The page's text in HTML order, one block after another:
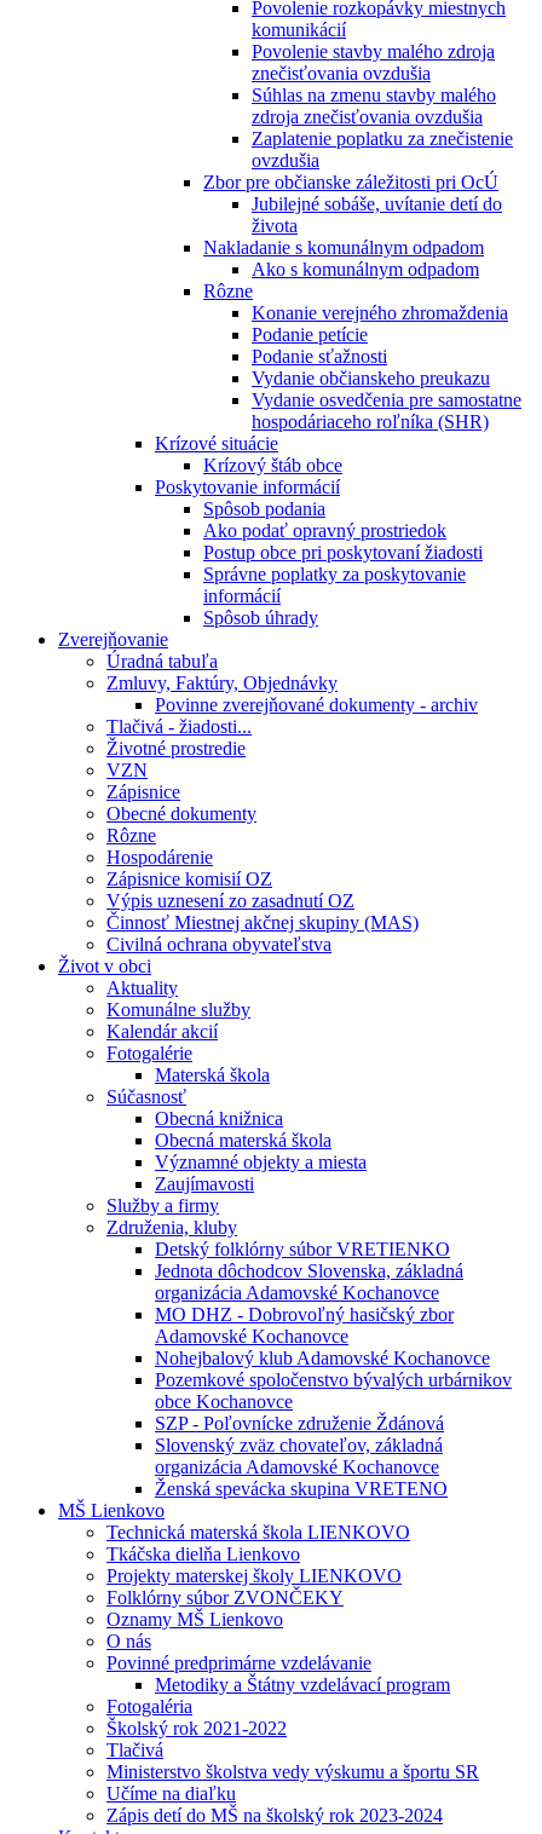
Povolenie rozkopávky miestnych
komunikácií
Povolenie stavby malého zdroja
znečisťovania ovzdušia
Súhlas na zmenu stavby malého
zdroja znečisťovania ovzdušia
Zaplatenie poplatku za znečistenie
ovzdušia
Zbor pre občianske záležitosti pri OcÚ
Jubilejné sobáše, uvítanie detí do
života
Nakladanie s komunálnym odpadom
Ako s komunálnym odpadom
Rôzne
Konanie verejného zhromaždenia
Podanie petície
Podanie sťažnosti
Vydanie občianskeho preukazu
Vydanie osvedčenia pre samostatne
hospodáriaceho roľníka (SHR)
Krízové situácie
Krízový štáb obce
Poskytovanie informácií
Spôsob podania
Ako podať opravný prostriedok
Postup obce pri poskytovaní žiadosti
Správne poplatky za poskytovanie
informácií
Spôsob úhrady
Zverejňovanie
Úradná tabuľa
Zmluvy, Faktúry, Objednávky
Povinne zverejňované dokumenty - archiv
Tlačivá - žiadosti...
Životné prostredie
VZN
Zápisnice
Obecné dokumenty
Rôzne
Hospodárenie
Zápisnice komisií OZ
Výpis uznesení zo zasadnutí OZ
Činnosť Miestnej akčnej skupiny (MAS)
Civilná ochrana obyvateľstva
Život v obci
Aktuality
Komunálne služby
Kalendár akcií
Fotogalérie
Materská škola
Súčasnosť
Obecná knižnica
Obecná materská škola
Významné objekty a miesta
Zaujímavosti
Služby a firmy
Združenia, kluby
Detský folklórny súbor VRETIENKO
Jednota dôchodcov Slovenska, základná
organizácia Adamovské Kochanovce
MO DHZ - Dobrovoľný hasičský zbor
Adamovské Kochanovce
Nohejbalový klub Adamovské Kochanovce
Pozemkové spoločenstvo bývalých urbárnikov
obce Kochanovce
SZP - Poľovnícke združenie Ždánová
Slovenský zväz chovateľov, základná
organizácia Adamovské Kochanovce
Ženská spevácka skupina VRETENO
MŠ Lienkovo
Technická materská škola LIENKOVO
Tkáčska dielňa Lienkovo
Projekty materskej školy LIENKOVO
Folklórny súbor ZVONČEKY
Oznamy MŠ Lienkovo
O nás
Povinné predprimárne vzdelávanie
Metodiky a Štátny vzdelávací program
Fotogaléria
Školský rok 2021-2022
Tlačivá
Ministerstvo školstva vedy výskumu a športu SR
Učíme na diaľku
Zápis detí do MŠ na školský rok 2023-2024